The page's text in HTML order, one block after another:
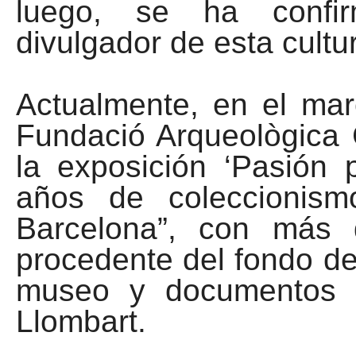
luego, se ha
divulgador de esta
Actualmente, en el
Fundació
la exposición
años de
Barcelona”, con
procedente del fondo
museo y
Llombart.